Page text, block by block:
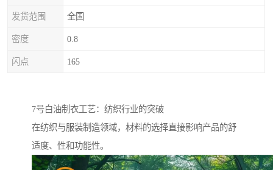
发货范围 全国
密度 0.8
闪点 165
7号白油制衣工艺：纺织行业的突破
在纺织与服装制造领域，材料的选择直接影响产品的舒
适度、性和功能性。